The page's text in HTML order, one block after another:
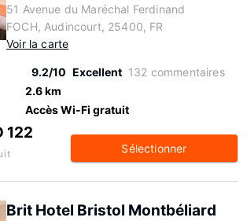
51 Avenue du Maréchal Ferdinand
FOCH, Audincourt, 25400, FR
Voir la carte
9.2/10 Excellent 132 commentaires
2.6 km
Accès Wi-Fi gratuit
122
Sélectionner
Brit Hotel Bristol Montbéliard